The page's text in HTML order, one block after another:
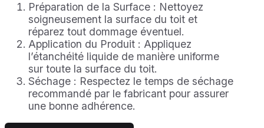
Préparation de la Surface : Nettoyez
soigneusement la surface du toit et
réparez tout dommage éventuel.
Application du Produit : Appliquez
l’étanchéité liquide de manière uniforme
sur toute la surface du toit.
Séchage : Respectez le temps de séchage
recommandé par le fabricant pour assurer
une bonne adhérence.